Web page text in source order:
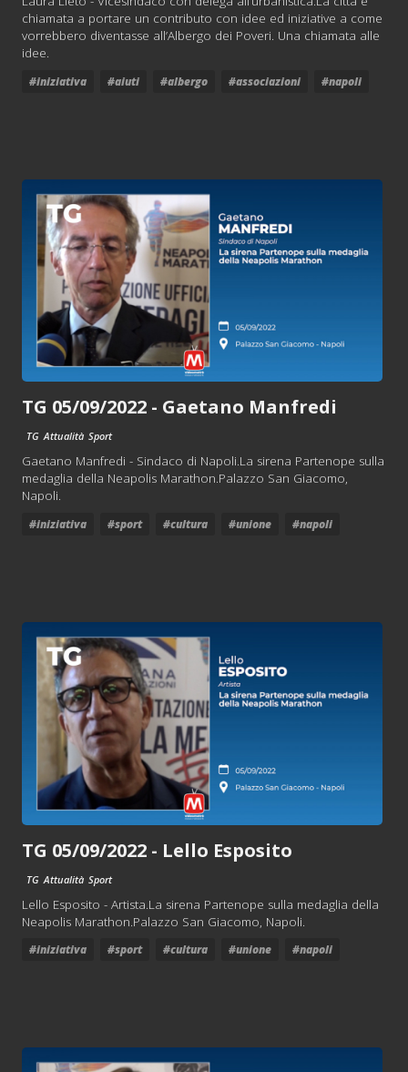
chiamata a portare un contributo con idee ed iniziative a come
vorrebbero diventasse all’Albergo dei Poveri. Una chiamata alle
idee.
#iniziativa #aiuti #albergo #associazioni #napoli
TG 05/09/2022 - Gaetano Manfredi
TG Attualità Sport
Gaetano Manfredi - Sindaco di Napoli.La sirena Partenope sulla
medaglia della Neapolis Marathon.Palazzo San Giacomo,
Napoli.
#iniziativa #sport #cultura #unione #napoli
TG 05/09/2022 - Lello Esposito
TG Attualità Sport
Lello Esposito - Artista.La sirena Partenope sulla medaglia della
Neapolis Marathon.Palazzo San Giacomo, Napoli.
#iniziativa #sport #cultura #unione #napoli